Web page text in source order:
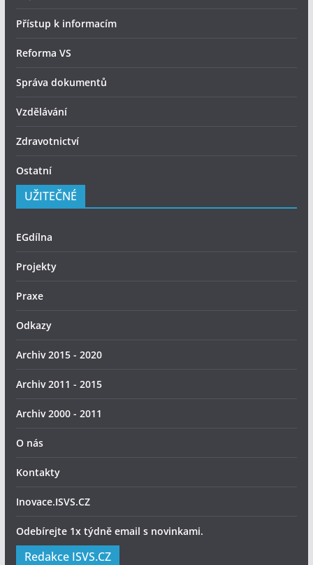
Přístup k informacím
Reforma VS
Správa dokumentů
Vzdělávání
Zdravotnictví
Ostatní
UŽITEČNÉ
EGdílna
Projekty
Praxe
Odkazy
Archiv 2015 - 2020
Archiv 2011 - 2015
Archiv 2000 - 2011
O nás
Kontakty
Inovace.ISVS.CZ
Odebírejte 1x týdně email s novinkami.
Redakce ISVS.CZ